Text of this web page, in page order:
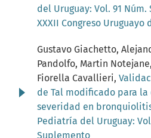
del Uruguay: Vol. 91 Núm.
XXXII Congreso Uruguayo
Gustavo Giachetto,
Pandolfo, Martin
Fiorella Cavallieri,
de Tal modificado para
severidad en
Pediatría del Uruguay:
Suplemento